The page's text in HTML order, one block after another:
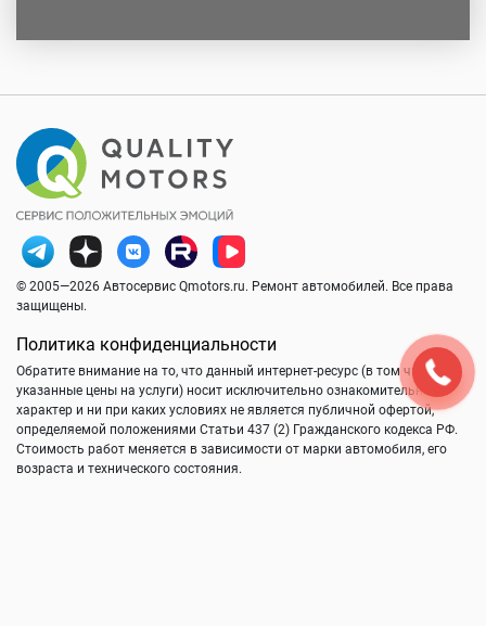
© 2005—2026 Автосервис Qmotors.ru. Ремонт автомобилей. Все права
защищены.
Политика конфиденциальности
Обратите внимание на то, что данный интернет-ресурс (в том числе
указанные цены на услуги) носит исключительно ознакомительный
характер и ни при каких условиях не является публичной офертой,
определяемой положениями Статьи 437 (2) Гражданского кодекса РФ.
Стоимость работ меняется в зависимости от марки автомобиля, его
возраста и технического состояния.